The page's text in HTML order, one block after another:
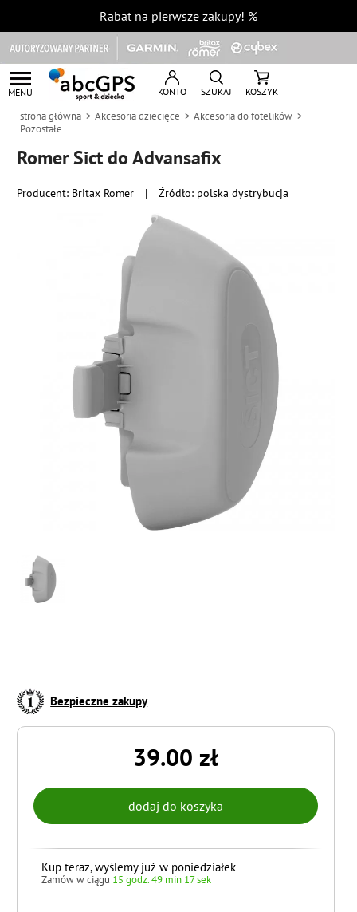
Rabat na pierwsze zakupy! %
MENU KONTO SZUKAJ KOSZYK
strona główna Akcesoria dziecięce
Akcesoria do fotelików
Pozostałe
Romer Sict do Advansafix
Producent: Britax Romer | Źródło: polska dystrybucja
Bezpieczne zakupy
39.00 zł
Kup teraz, wyślemy już w poniedziałek
Zamów w ciągu 15 godz. 49 min 17 sek